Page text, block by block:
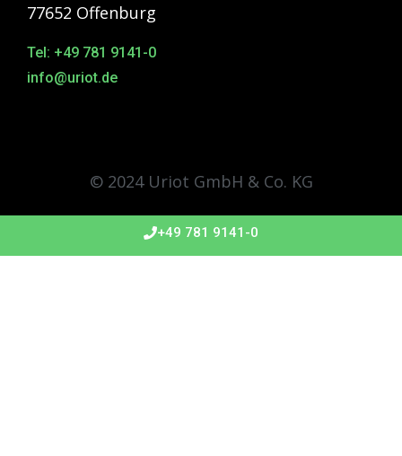
77652 Offenburg
Tel: +49 781 9141-0
info@uriot.de
© 2024 Uriot GmbH & Co. KG
+49 781 9141-0